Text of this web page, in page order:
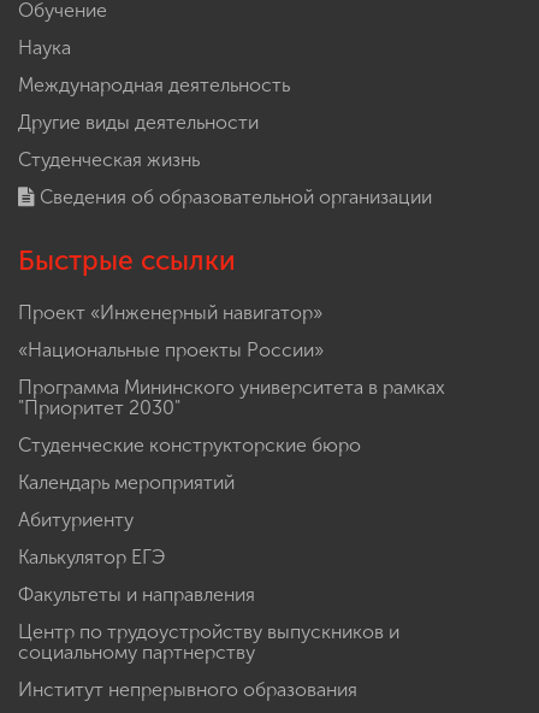
Обучение
Наука
Международная деятельность
Другие виды деятельности
Студенческая жизнь
Сведения об образовательной организации
Быстрые ссылки
Проект «Инженерный навигатор»
«Национальные проекты России»
Программа Мининского университета в рамках
"Приоритет 2030"
Студенческие конструкторские бюро
Календарь мероприятий
Абитуриенту
Калькулятор ЕГЭ
Факультеты и направления
Центр по трудоустройству выпускников и
социальному партнерству
Институт непрерывного образования